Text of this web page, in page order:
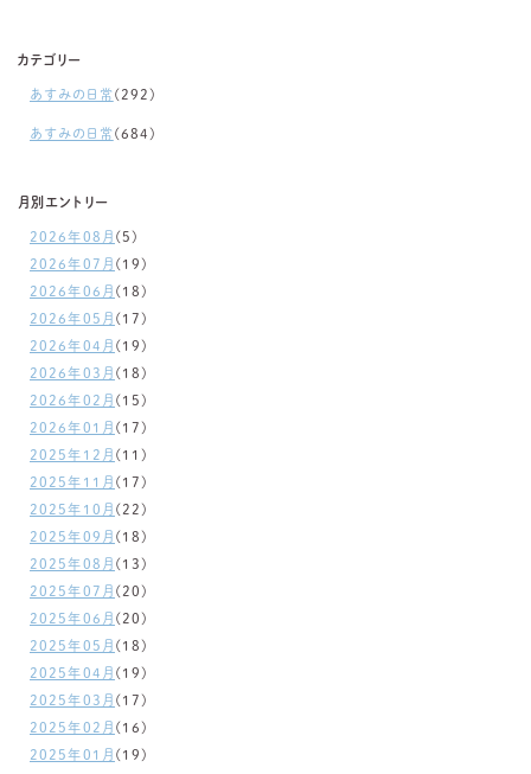
カテゴリー
あすみの日常(292)
あすみの日常(684)
月別エントリー
2026年08月 (5)
2026年07月 (19)
2026年06月 (18)
2026年05月 (17)
2026年04月 (19)
2026年03月 (18)
2026年02月 (15)
2026年01月 (17)
2025年12月 (11)
2025年11月 (17)
2025年10月 (22)
2025年09月 (18)
2025年08月 (13)
2025年07月 (20)
2025年06月 (20)
2025年05月 (18)
2025年04月 (19)
2025年03月 (17)
2025年02月 (16)
2025年01月 (19)